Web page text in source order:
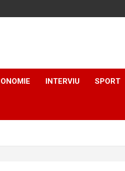
INTERVIU SPORT